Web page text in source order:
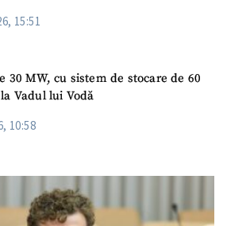
15:51
30 MW, cu sistem de stocare de 60
Vadul lui Vodă
10:58